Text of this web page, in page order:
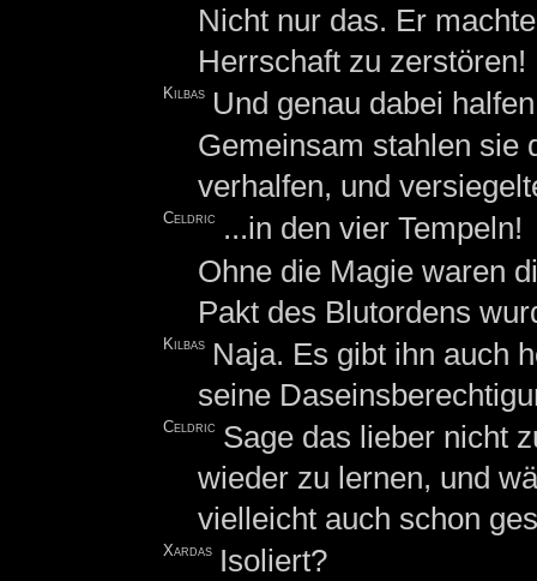
Nicht nur das. Er
Herrschaft zu zerstören!
Kilbas Und genau dabei
Gemeinsam stahlen sie
verhalfen, und
Celdric
...in den vier Tempeln!
Ohne die Magie waren
Pakt des Blutordens
Kilbas Naja. Es gibt ihn auch
seine
Celdric Sage das lieber nicht
wieder zu lernen, und
vielleicht auch schon
Xardas Isoliert?